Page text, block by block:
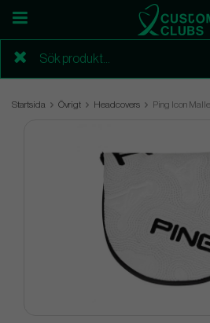
Startsida Övrigt Headcovers Ping Icon